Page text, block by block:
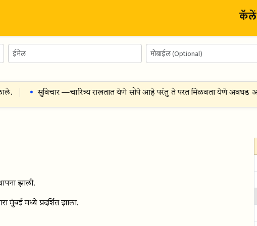
सुविचार —चारित्र्य राखतात येणे सोपे आहे परंतु ते परत मिळवता येणे अवघड आहे
झाली.
मध्ये प्रदर्शित झाला.